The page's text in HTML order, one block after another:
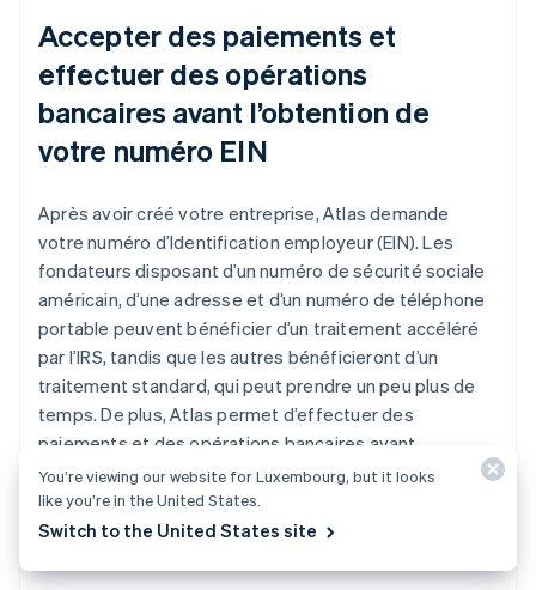
Accepter des paiements et
effectuer des opérations
bancaires avant l’obtention de
votre numéro EIN
Après avoir créé votre entreprise, Atlas demande
votre numéro d’Identification employeur (EIN). Les
fondateurs disposant d’un numéro de sécurité sociale
américain, d’une adresse et d’un numéro de téléphone
portable peuvent bénéficier d’un traitement accéléré
par l’IRS, tandis que les autres bénéficieront d’un
traitement standard, qui peut prendre un peu plus de
temps. De plus, Atlas permet d’effectuer des
paiements et des opérations bancaires avant
l’obtention de l’EIN, ce qui vous permet de commencer
à accepter des paiements et à effectuer des
transactions avant que votre numéro EIN ne vous soit
You’re viewing our website for Luxembourg, but it looks
like you’re in the United States.
Switch to the United States site